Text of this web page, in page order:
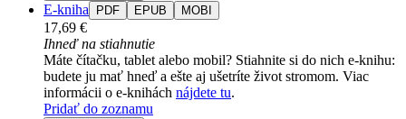
E-kniha PDF EPUB MOBI
17,69 €
Ihneď na stiahnutie
Máte čítačku, tablet alebo mobil? Stiahnite si do nich e-knihu:
budete ju mať hneď a ešte aj ušetríte život stromom. Viac
informácii o e-knihách nájdete tu.
Pridať do zoznamu